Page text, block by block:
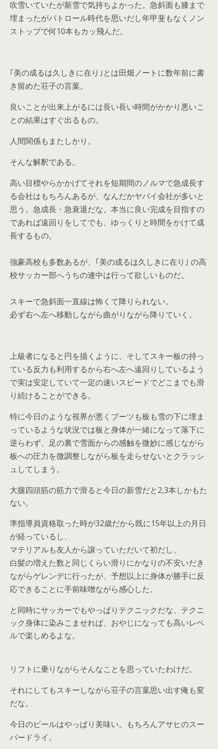
吹雪いていたが新雪で気持ちよかった。急斜面も膝まで
埋まったがパトロール時代を思いだし年甲斐もなくノン
ストップで何10本もカッ飛んだ。
｢美の成るは久しきに在り｣とは田畑ノートに数年前に書
き留めた荘子の言葉。
良いことが出来上がるには長い長い時間がかかり悪いこ
との結果はすぐ出るもの。
人間関係もまたしかり。
そんな解釈である。
高い目標やらかかげてそれを短期間のノルマで急成長す
る会社はもちろんあるが、なんだかヤバイ会社が多いと
思う。急成長・急衰退だな。本当に良い完成を目指すの
であれば遠回りをしてでも、ゆっくりと時間をかけて成
長するもの。
強豪高校も多数あるが、｢美の成るは久しきに在り｣ の高
校サッカー部へうちの連中は行って欲しいものだ。
スキーで急斜面一直線は怖くて降りられない。
必ず右へ左へ移動しながら曲がりながら降りていく。
上級者になると円を描くように、そしてスキー板の持っ
ている反力も利用するから右へ左へ遠回りしているよう
で実は安定していて一定の速いスピードでどこまでも滑
り続けることができる。
特に今日のような視界が悪くブーツも板も雪の下に埋ま
っているような状況では板と身体が一緒になって落下に
逆らわず、足の裏で雪面からの感触を微妙に感じながら
板への圧力を微調整しながら板を走らせないとクラッシ
ュしてしまう。
大腿四頭筋の筋力で滑ると今日の新雪だと2,3本しかもた
ない。
準指導員資格取った時が32歳だから既に 15年以上の月日
が経っているし、
マテリアルも友人から譲っていただいて初だし、
白髪の増えた数と同じくらい滑りにかなりの不安いだき
ながらゲレンデに行ったが、予想以上に身体が勝手に反
応できることに手前味噌ながら感心した。
と同時にサッカーでもやっぱりテクニックだな、テクニ
ック身体に染みこませれば、おやじになっても高いレベ
ルで楽しめるよな。
リフトに乗りながらそんなことを思っていたわけだ。
それにしてもスキーしながら荘子の言葉思い出す俺も変
だな。
今日のビールはやっぱり美味い。もちろんアサヒのスー
パードライ。